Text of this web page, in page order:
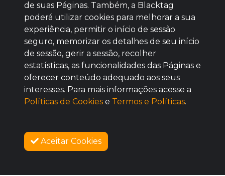
Baixe agora nosso app
SOBRE NÓS
de suas Páginas. Também, a Blacktag
poderá utilizar cookies para melhorar a sua
experiência, permitir o início de sessão
seguro, memorizar os detalhes de seu início
de sessão, gerir a sessão, recolher
estatísticas, as funcionalidades das Páginas e
oferecer conteúdo adequado aos seus
interesses. Para mais informações acesse a
Políticas de Cookies e Termos e Políticas.
Aceitar Cookies